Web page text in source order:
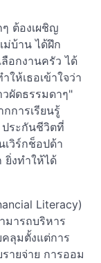
ๆ ต้องเผชิญ
ม่บ้าน ได้ฝึก
อกงานครัว ได้
ห้เธอเข้าใจว่า
ผัดธรรมดาๆ"
การเรียนรู้
ระกันชีวิตที่
วิร์กช็อปด้า
ยิ่งทำให้ได้
Literacy)
มารถบริหาร
ลุมตั้งแต่การ
ายจ่าย การออม